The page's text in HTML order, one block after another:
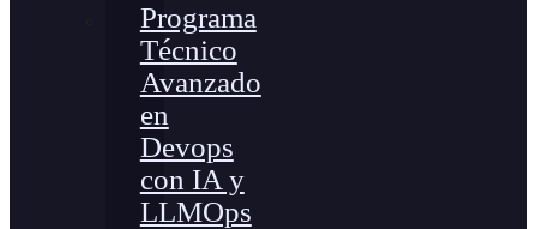
Programa
Técnico
Avanzado
en
Devops
con IA y
LLMOps